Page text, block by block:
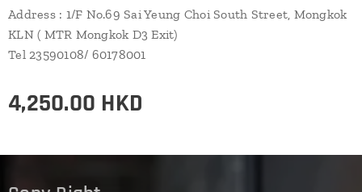
Address : 1/F No.69 Sai Yeung Choi South Street, Mongkok
KLN ( MTR Mongkok D3 Exit)
Tel 23590108/ 60178001
4,250.00 HKD